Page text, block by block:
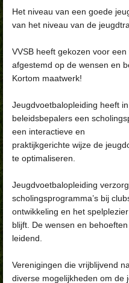
Het niveau van een goede
van het niveau van de
VVSB heeft gekozen voor
afgestemd op de wensen en
Kortom maatwerk!
Jeugdvoetbalopleiding heeft
beleidsbepalers een
een interactieve en
praktijkgerichte wijze de
te optimaliseren.
Jeugdvoetbalopleiding
scholingsprogramma’s bij
ontwikkeling en het
blijft. De wensen en
leidend.
Verenigingen die vrijblijvend
diverse mogelijkheden om de